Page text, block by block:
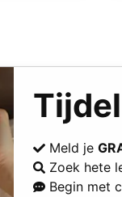
Meld je
Zoek hete
Begin met